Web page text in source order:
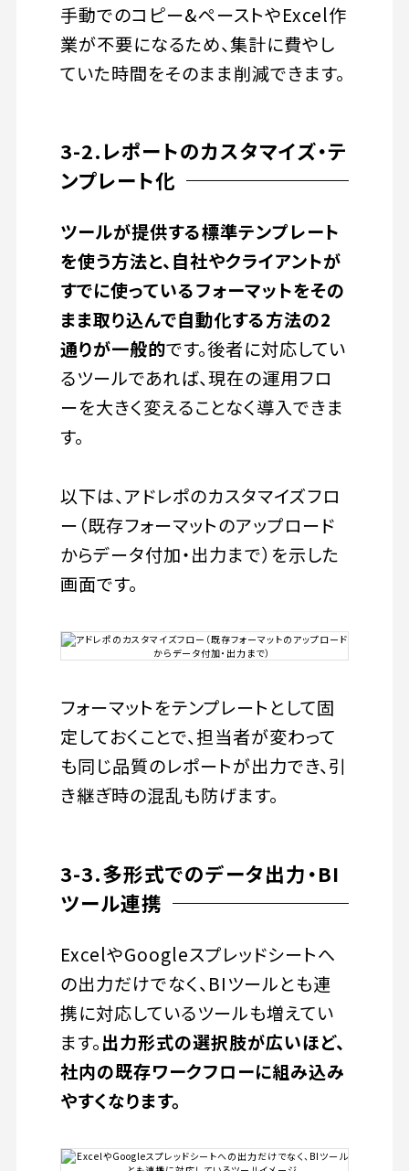
手動でのコピー&ペーストやExcel作
業が不要になるため、集計に費やし
ていた時間をそのまま削減できます。
3-2.レポートのカスタマイズ・テ
ンプレート化
ツールが提供する標準テンプレート
を使う方法と、自社やクライアントが
すでに使っているフォーマットをその
まま取り込んで自動化する方法の2
通りが一般的です。後者に対応してい
るツールであれば、現在の運用フロ
ーを大きく変えることなく導入できま
す。
以下は、アドレポのカスタマイズフロ
ー（既存フォーマットのアップロード
からデータ付加・出力まで）を示した
画面です。
フォーマットをテンプレートとして固
定しておくことで、担当者が変わって
も同じ品質のレポートが出力でき、引
き継ぎ時の混乱も防げます。
3-3.多形式でのデータ出力・BI
ツール連携
ExcelやGoogleスプレッドシートへ
の出力だけでなく、BIツールとも連
携に対応しているツールも増えてい
ます。出力形式の選択肢が広いほど、
社内の既存ワークフローに組み込み
やすくなります。